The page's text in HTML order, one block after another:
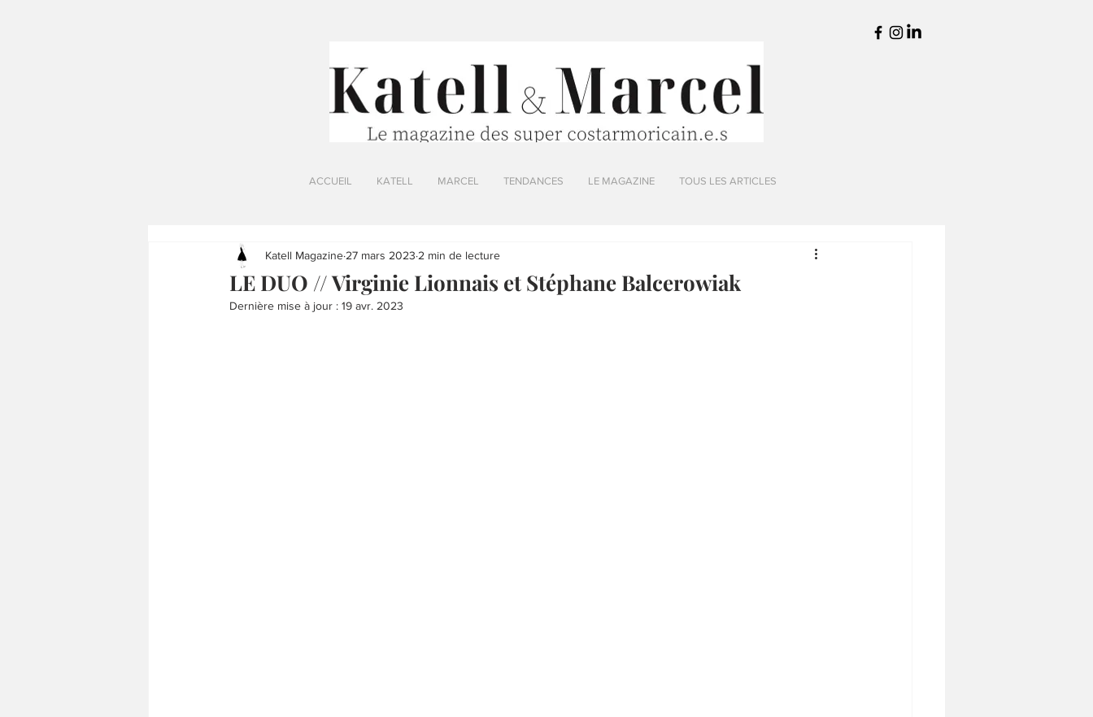
ACCUEIL KATELL MARCEL TENDANCES LE MAGAZINE TOUS LES ARTICLES
LE DUO // Virginie Lionnais et Stéphane Balcerowiak
Katell Magazine 27 mars 2023 2 min de lecture
Dernière mise à jour : 19 avr. 2023